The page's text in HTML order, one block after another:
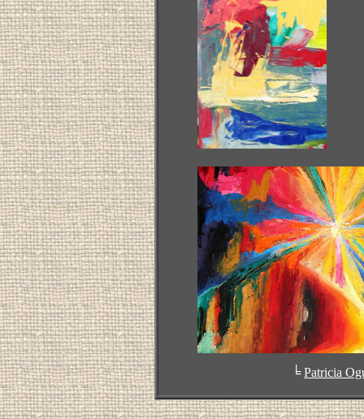
╘Patricia